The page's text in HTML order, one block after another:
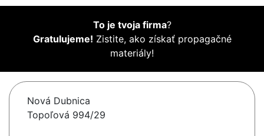
To je tvoja firma?
Gratulujeme! Zistite, ako získať propagačné
materiály!
Nová Dubnica
Topoľová 994/29